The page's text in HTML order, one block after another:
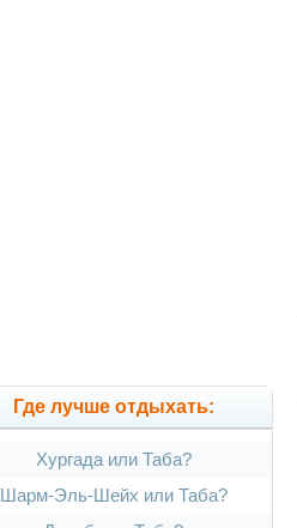
Где лучше отдыхать:
Хургада или Таба?
Шарм-Эль-Шейх или Таба?